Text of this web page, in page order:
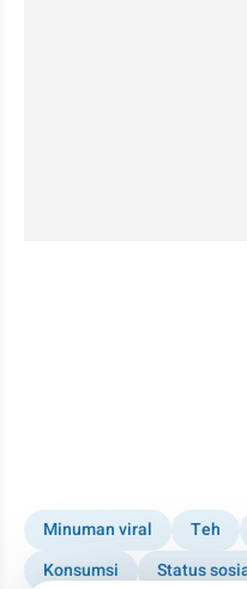
Minuman viral Teh
Konsumsi
Status